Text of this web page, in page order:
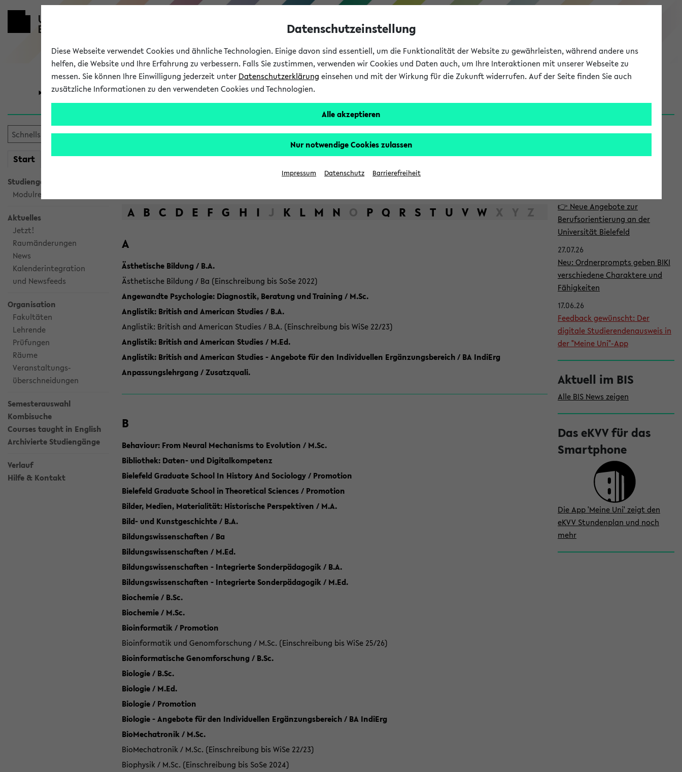
eKVV
Universität Forschung Studium
Start meineKVV
Studiengangsauswahl
Modulrecherche
Aktuelles
Jetzt!
Raumänderungen
News
Kalenderintegration
und Newsfeeds
Organisation
Fakultäten
Lehrende
Prüfungen
Räume
Veranstaltungs-
überschneidungen
Semesterauswahl
Kombisuche
Courses taught in English
Archivierte Studiengänge
Verlauf
Hilfe & Kontakt
Das Lehrangebot der Universität Bielefeld
A B C D E F G H I J K L M N O P Q R S T U V W X Y Z
A
Ästhetische Bildung / B.A.
Ästhetische Bildung / Ba (Einschreibung bis SoSe 2022)
Angewandte Psychologie: Diagnostik, Beratung und Training / M.Sc.
Anglistik: British and American Studies / B.A.
Anglistik: British and American Studies / B.A. (Einschreibung bis WiSe 22/23)
Anglistik: British and American Studies / M.Ed.
Anglistik: British and American Studies - Angebote für den Individuellen Ergänzungsbereich / BA IndiErg
Anpassungslehrgang / Zusatzquali.
B
Behaviour: From Neural Mechanisms to Evolution / M.Sc.
Bibliothek: Daten- und Digitalkompetenz
Bielefeld Graduate School In History And Sociology / Promotion
Bielefeld Graduate School in Theoretical Sciences / Promotion
Bilder, Medien, Materialität: Historische Perspektiven / M.A.
Bild- und Kunstgeschichte / B.A.
Bildungswissenschaften / Ba
Bildungswissenschaften / M.Ed.
Bildungswissenschaften - Integrierte Sonderpädagogik / B.A.
Bildungswissenschaften - Integrierte Sonderpädagogik / M.Ed.
Biochemie / B.Sc.
Biochemie / M.Sc.
Bioinformatik / Promotion
Bioinformatik und Genomforschung / M.Sc. (Einschreibung bis WiSe 25/26)
Bioinformatische Genomforschung / B.Sc.
Biologie / B.Sc.
Biologie / M.Ed.
Biologie / Promotion
Biologie - Angebote für den Individuellen Ergänzungsbereich / BA IndiErg
BioMechatronik / M.Sc.
BioMechatronik / M.Sc. (Einschreibung bis WiSe 22/23)
Biophysik / M.Sc. (Einschreibung bis SoSe 2024)
S
i
News
👉 Neue Angebote zur
Berufsorientierung an der
Universität Bielefeld
27.07.26
Neu: Ordnerprompts geben BIKI
verschiedene Charaktere und
Fähigkeiten
17.06.26
Feedback gewünscht: Der
digitale Studierendenausweis in
der "Meine Uni"-App
Aktuell im BIS
Alle BIS News zeigen
Das eKVV für das
Smartphone
Die App 'Meine Uni' zeigt den
eKVV Stundenplan und noch
mehr
Datenschutzeinstellung
Diese Webseite verwendet Cookies und ähnliche Technologien. Einige davon sind essentiell, um die Funktionalität der Website zu gewährleisten, während andere uns
helfen, die Website und Ihre Erfahrung zu verbessern. Falls Sie zustimmen, verwenden wir Cookies und Daten auch, um Ihre Interaktionen mit unserer Webseite zu
messen. Sie können Ihre Einwilligung jederzeit unter Datenschutzerklärung einsehen und mit der Wirkung für die Zukunft widerrufen. Auf der Seite finden Sie auch
zusätzliche Informationen zu den verwendeten Cookies und Technologien.
Alle akzeptieren
Nur notwendige Cookies zulassen
Impressum Datenschutz Barrierefreiheit